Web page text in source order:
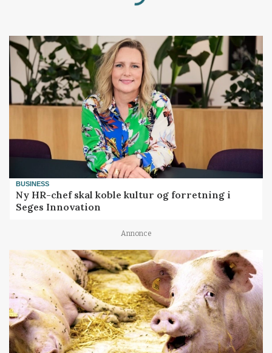
BUSINESS
Ny HR-chef skal koble kultur og forretning i
Seges Innovation
Annonce